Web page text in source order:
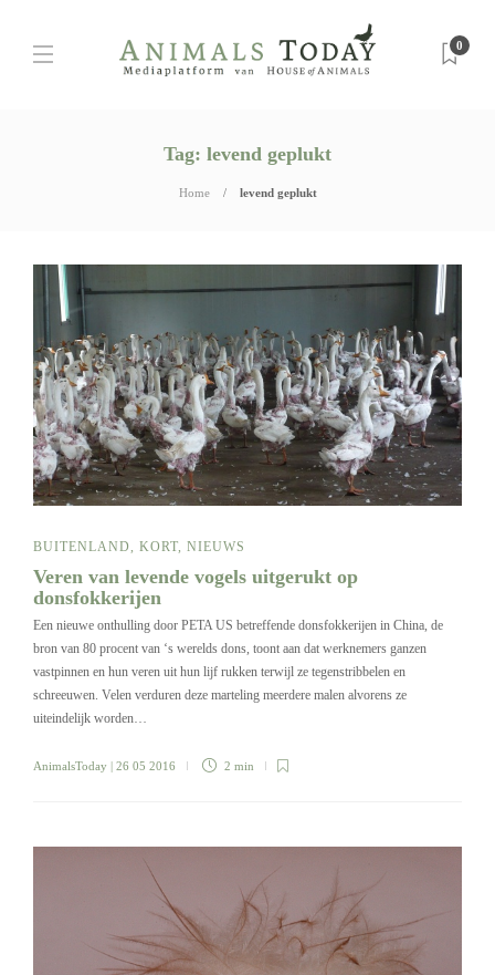
0
Tag: levend geplukt
Home levend geplukt
BUITENLAND, KORT, NIEUWS
Veren van levende vogels uitgerukt op
donsfokkerijen
Een nieuwe onthulling door PETA US betreffende donsfokkerijen in China, de
bron van 80 procent van ‘s werelds dons, toont aan dat werknemers ganzen
vastpinnen en hun veren uit hun lijf rukken terwijl ze tegenstribbelen en
schreeuwen. Velen verduren deze marteling meerdere malen alvorens ze
uiteindelijk worden…
AnimalsToday | 26 05 2016 2 min